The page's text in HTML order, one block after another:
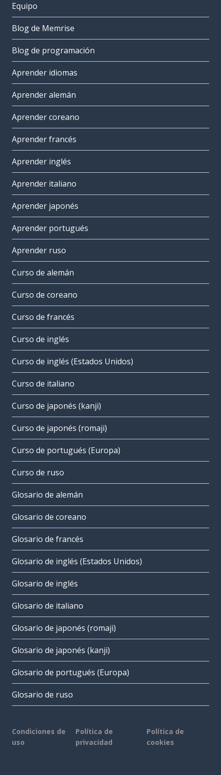
Equipo
Blog de Memrise
Blog de programación
Aprender idiomas
Aprender alemán
Aprender coreano
Aprender francés
Aprender inglés
Aprender italiano
Aprender japonés
Aprender portugués
Aprender ruso
Curso de alemán
Curso de coreano
Curso de francés
Curso de inglés
Curso de inglés (Estados Unidos)
Curso de italiano
Curso de japonés (kanji)
Curso de japonés (romaji)
Curso de portugués (Europa)
Curso de ruso
Glosario de alemán
Glosario de coreano
Glosario de francés
Glosario de inglés (Estados Unidos)
Glosario de inglés
Glosario de italiano
Glosario de japonés (romaji)
Glosario de japonés (kanji)
Glosario de portugués (Europa)
Glosario de ruso
Condiciones de
uso
Política de
privacidad
Política de
cookies